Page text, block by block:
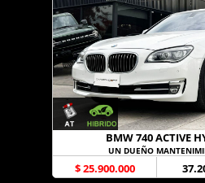
BMW 740 ACTIVE
UN DUEÑO
$ 25.900.000